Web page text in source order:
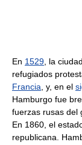
En 1529, la
refugiados
Francia, y, en el
Hamburgo fue
fuerzas rusas del
En 1860, el
republicana.